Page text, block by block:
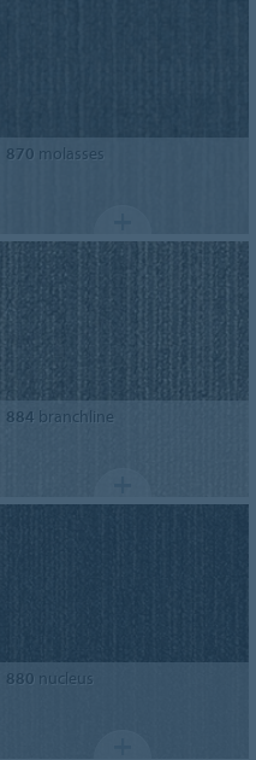
870 molasses
884 branchline
880 nucleus